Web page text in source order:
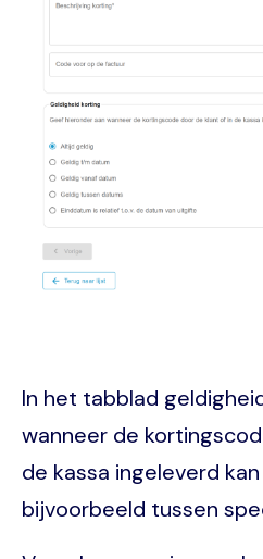
In het tabblad
wanneer de
de kassa ingeleverd
bijvoorbeeld tussen